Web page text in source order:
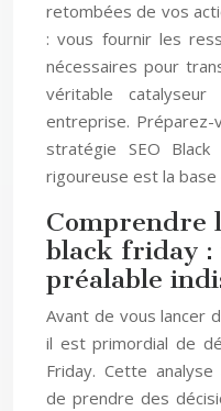
retombées de vos
: vous fournir les
nécessaires pour
véritable
entreprise.
stratégie SEO Black
rigoureuse est la base
Comprendre
black friday :
préalable
Avant de vous lancer
il est primordial de
Friday. Cette
de prendre des